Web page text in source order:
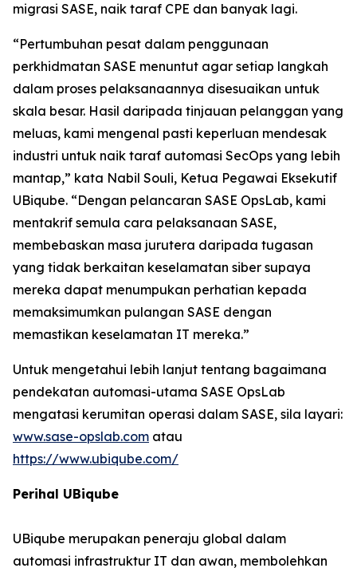
migrasi SASE, naik taraf CPE dan banyak lagi.
“Pertumbuhan pesat dalam penggunaan
perkhidmatan SASE menuntut agar setiap langkah
dalam proses pelaksanaannya disesuaikan untuk
skala besar. Hasil daripada tinjauan pelanggan yang
meluas, kami mengenal pasti keperluan mendesak
industri untuk naik taraf automasi SecOps yang lebih
mantap,” kata Nabil Souli, Ketua Pegawai Eksekutif
UBiqube. “Dengan pelancaran SASE OpsLab, kami
mentakrif semula cara pelaksanaan SASE,
membebaskan masa jurutera daripada tugasan
yang tidak berkaitan keselamatan siber supaya
mereka dapat menumpukan perhatian kepada
memaksimumkan pulangan SASE dengan
memastikan keselamatan IT mereka.”
Untuk mengetahui lebih lanjut tentang bagaimana
pendekatan automasi-utama SASE OpsLab
mengatasi kerumitan operasi dalam SASE, sila layari:
www.sase-opslab.com atau
https://www.ubiqube.com/
Perihal UBiqube
UBiqube merupakan peneraju global dalam
automasi infrastruktur IT dan awan, membolehkan